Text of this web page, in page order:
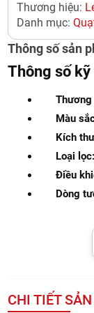
Thương hiệu:
Danh mục:
CHI TIẾT
Thông số sản
Thông số
Thương
Màu
Kích
Loại lọc:
Điều
Dòng